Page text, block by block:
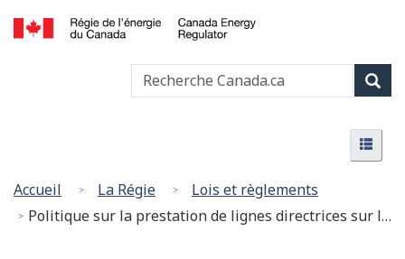
Passer
au
contenu
principal
Version
HTML
simplifiée
l’énergie
du
Canada
Vous
êtes
Accueil La Régie
Lois et règlements
Politique sur la prestation de lignes directrices sur les exigences réglementaires de la Régie de l’énergie du Canada